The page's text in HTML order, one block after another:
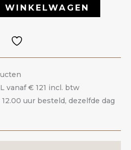
WINKELWAGEN
vanaf € 121 incl. btw
uur besteld, dezelfde dag